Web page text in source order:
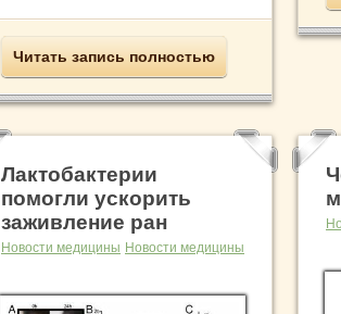
Читать запись полностью
Лактобактерии
помогли ускорить
заживление ран
Новости медицины Новости медицины